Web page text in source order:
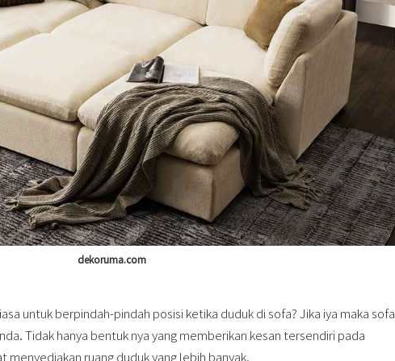
dekoruma.com
untuk berpindah-pindah posisi ketika duduk di sofa? Jika iya maka sofa
Tidak hanya bentuk nya yang memberikan kesan tersendiri pada
ruang duduk yang lebih banyak.